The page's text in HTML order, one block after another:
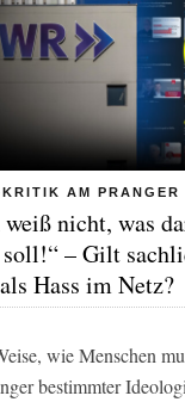
AM PRANGER
nicht, was
soll!“ – Gilt
Hass im Netz?
wie Menschen
bestimmter